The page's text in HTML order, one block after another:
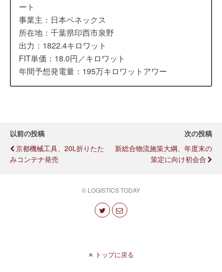
ート
事業主：日本ベネックス
所在地：千葉県印西市泉野
出力：1822.4キロワット
FIT単価：18.0円／キロワット
年間予想発電量：195万キロワットアワー
以前の投稿
京都機械工具、20L折りたた
みコンテナ発売
次の投稿
新総合物流施策大綱、年度末の
策定に向け初会合
© LOGISTICS TODAY
トップに戻る